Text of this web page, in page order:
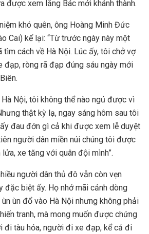
được xem lăng Bác mới khánh thành.
khó quên, ông Hoàng Minh Đức
Cai) kể lại: “Từ trước ngày này một
tìm cách về Hà Nội. Lúc ấy, tôi chở vợ
đạp, ròng rã đạp đúng sáu ngày mới
Nội, tôi không thể nào ngủ được vì
thật kỳ lạ, ngay sáng hôm sau tôi
đau đớn gì cả khi được xem lễ duyệt
người dân miền núi chúng tôi được
xe tăng với quân đội mình”.
người dân thủ đô vẫn còn vẹn
đặc biệt ấy. Họ nhớ mãi cảnh dòng
ùn đổ vào Hà Nội nhưng không phải
tranh, mà mong muốn được chứng
đi tàu hỏa, người đi xe đạp, kể cả đi